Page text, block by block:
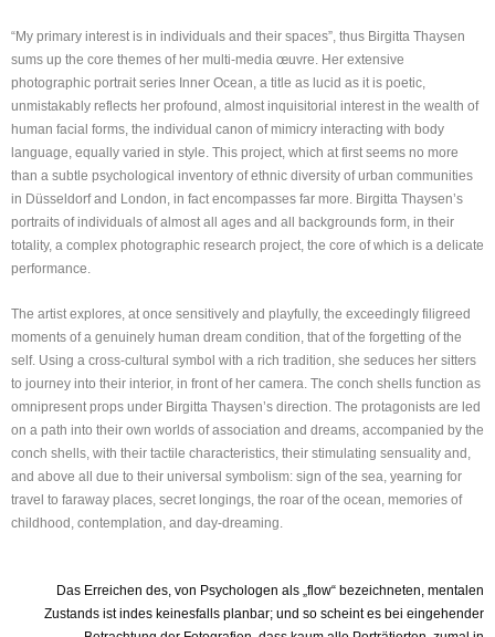
“My primary interest is in individuals and their spaces”, thus Birgitta Thaysen
sums up the core themes of her multi-media œuvre. Her extensive
photographic portrait series Inner Ocean, a title as lucid as it is poetic,
unmistakably reflects her profound, almost inquisitorial interest in the wealth of
human facial forms, the individual canon of mimicry interacting with body
language, equally varied in style. This project, which at first seems no more
than a subtle psychological inventory of ethnic diversity of urban communities
in Düsseldorf and London, in fact encompasses far more. Birgitta Thaysen’s
portraits of individuals of almost all ages and all backgrounds form, in their
totality, a complex photographic research project, the core of which is a delicate
performance.
The artist explores, at once sensitively and playfully, the exceedingly filigreed
moments of a genuinely human dream condition, that of the forgetting of the
self. Using a cross-cultural symbol with a rich tradition, she seduces her sitters
to journey into their interior, in front of her camera. The conch shells function as
omnipresent props under Birgitta Thaysen’s direction. The protagonists are led
on a path into their own worlds of association and dreams, accompanied by the
conch shells, with their tactile characteristics, their stimulating sensuality and,
and above all due to their universal symbolism: sign of the sea, yearning for
travel to faraway places, secret longings, the roar of the ocean, memories of
childhood, contemplation, and day-dreaming.
Das Erreichen des, von Psychologen als „flow“ bezeichneten, mentalen
Zustands ist indes keinesfalls planbar; und so scheint es bei eingehender